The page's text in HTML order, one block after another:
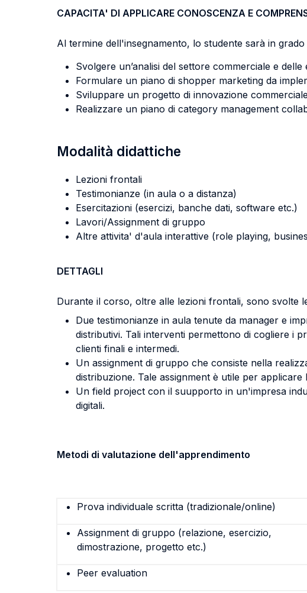
CAPACITA' DI APPLICARE CONOSCENZA E
Al termine dell'insegnamento, lo studente sarà in grado
Svolgere un’analisi del settore commerciale e delle
Formulare un piano di shopper marketing da
Sviluppare un progetto di innovazione
Realizzare un piano di category management
Modalità didattiche
Lezioni frontali
Testimonianze (in aula o a distanza)
Esercitazioni (esercizi, banche dati, software etc.)
Lavori/Assignment di gruppo
Altre attivita' d'aula interattive (role playing,
DETTAGLI
Durante il corso, oltre alle lezioni frontali, sono svolte
Due testimonianze in aula tenute da manager e
distributivi. Tali interventi permettono di cogliere i
clienti finali e intermedi.
Un assignment di gruppo che consiste nella
distribuzione. Tale assignment è utile per
Un field project con il suupporto in un'impresa
digitali.
Metodi di valutazione dell'apprendimento
Prova individuale scritta (tradizionale/online)
Assignment di gruppo (relazione, esercizio,
dimostrazione, progetto etc.)
Peer evaluation